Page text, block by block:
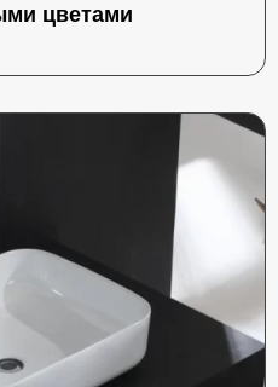
цветами